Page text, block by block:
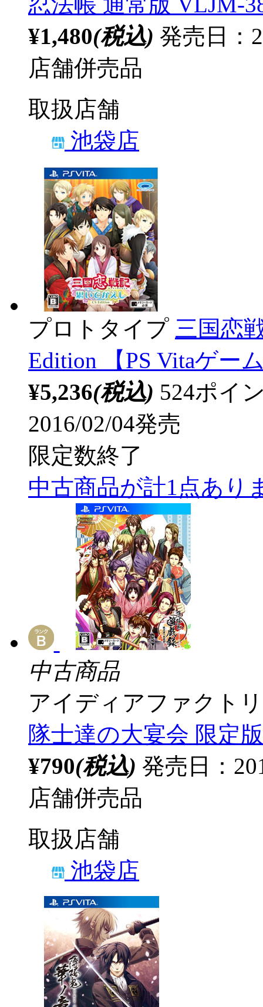
¥1,480(税込) 発売日：
店舗併売品
取扱店舗
池袋店
プロトタイプ 三国恋
Edition 【PS Vitaゲー
¥5,236(税込) 524ポイ
2016/02/04発売
限定数終了
中古商品が計1点あり
中古商品
アイディアファクト
隊士達の大宴会 限定
¥790(税込) 発売日：
店舗併売品
取扱店舗
池袋店